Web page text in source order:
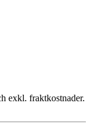
exkl. fraktkostnader.